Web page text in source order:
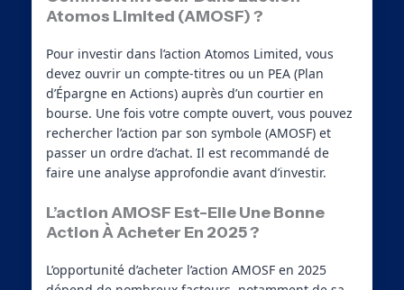
Atomos Limited (AMOSF) ?
Pour investir dans l’action Atomos Limited, vous
devez ouvrir un compte-titres ou un PEA (Plan
d’Épargne en Actions) auprès d’un courtier en
bourse. Une fois votre compte ouvert, vous pouvez
rechercher l’action par son symbole (AMOSF) et
passer un ordre d’achat. Il est recommandé de
faire une analyse approfondie avant d’investir.
L’action AMOSF Est-Elle Une Bonne
Action À Acheter En 2025 ?
L’opportunité d’acheter l’action AMOSF en 2025